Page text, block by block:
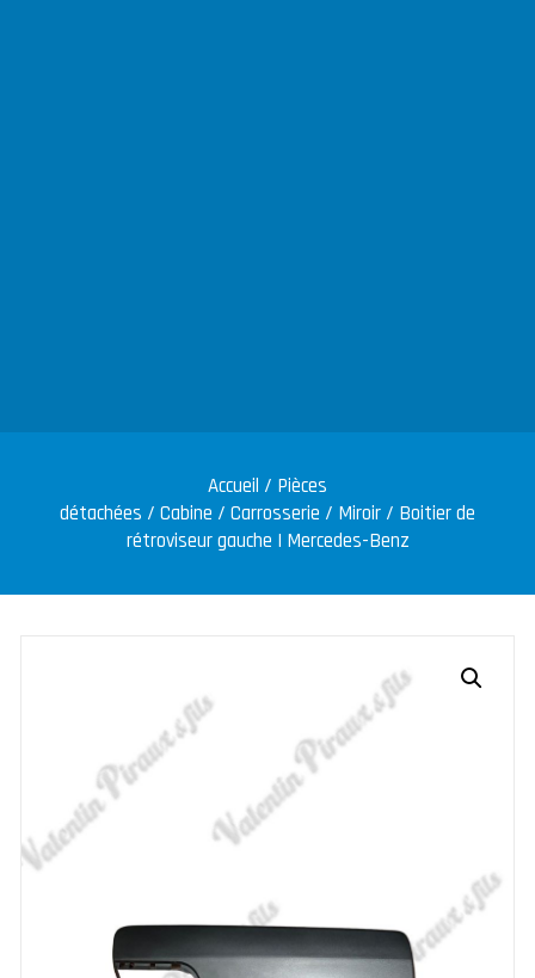
Accueil / Pièces
détachées / Cabine / Carrosserie / Miroir / Boitier de
rétroviseur gauche | Mercedes-Benz